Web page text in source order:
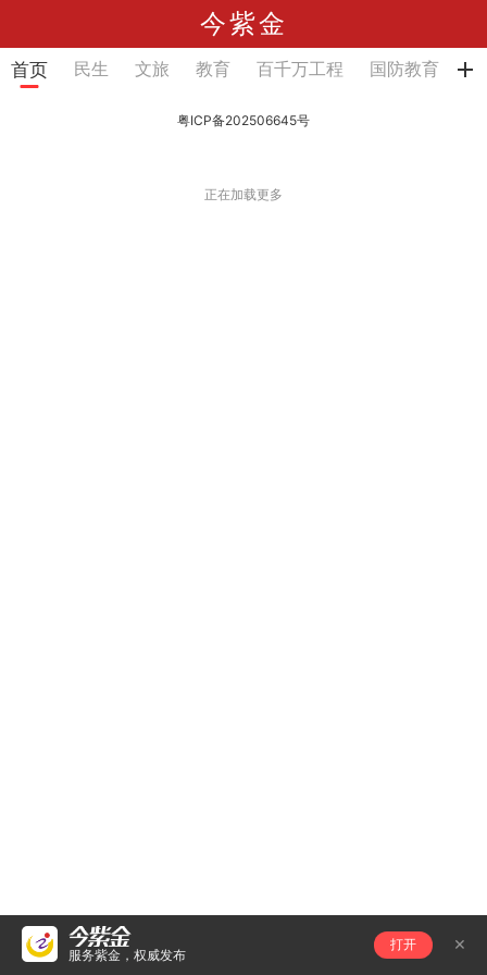
今紫金
首页 民生 文旅 教育 百千万工程 国防教育 健
松开刷新
粤ICP备202506645号
正在加载更多
服务紫金，权威发布
打开